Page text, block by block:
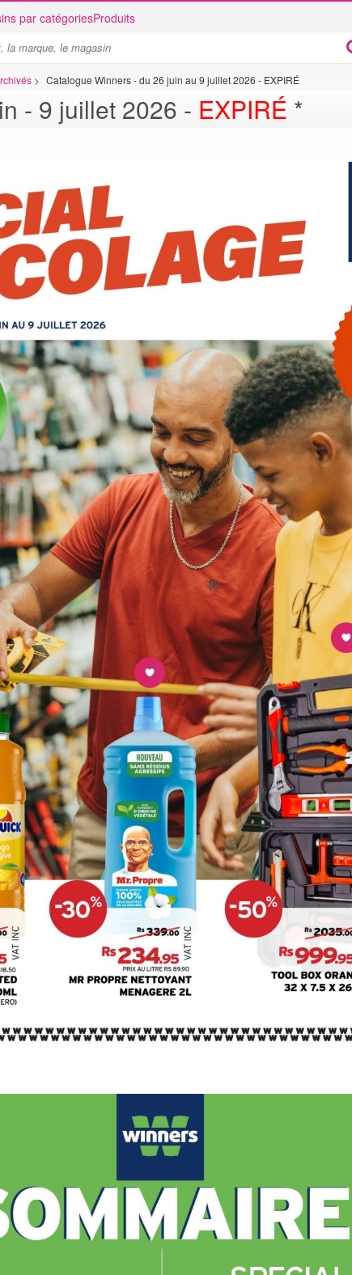
par catégoriesProduits
> Catalogue Winners - du 26 juin au 9 juillet 2026 - EXPIRÉ
- 9 juillet 2026 - EXPIRÉ *